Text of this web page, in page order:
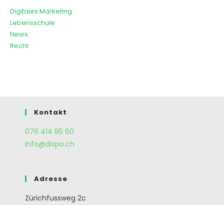
Digitales Marketing
Lebensschule
News
Recht
Kontakt
076 414 85 60
info@dixpo.ch
Adresse
Zürichfussweg 2c